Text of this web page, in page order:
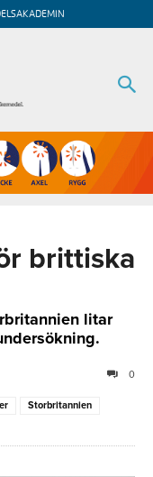
brittiska
litar
0
Storbritannien